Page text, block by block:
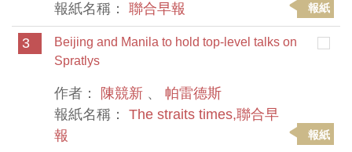
報紙名稱： 聯合早報 報紙
3
Beijing and Manila to hold top-level talks on
Spratlys
作者： 陳競新 、 帕雷德斯
報紙名稱： The straits times,聯合早
報
報紙